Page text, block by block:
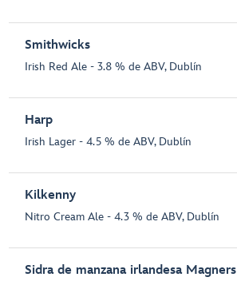
Smithwicks
Irish Red Ale - 3.8 % de ABV, Dublín
Harp
Irish Lager - 4.5 % de ABV, Dublín
Kilkenny
Nitro Cream Ale - 4.3 % de ABV, Dublín
Sidra de manzana irlandesa Magners